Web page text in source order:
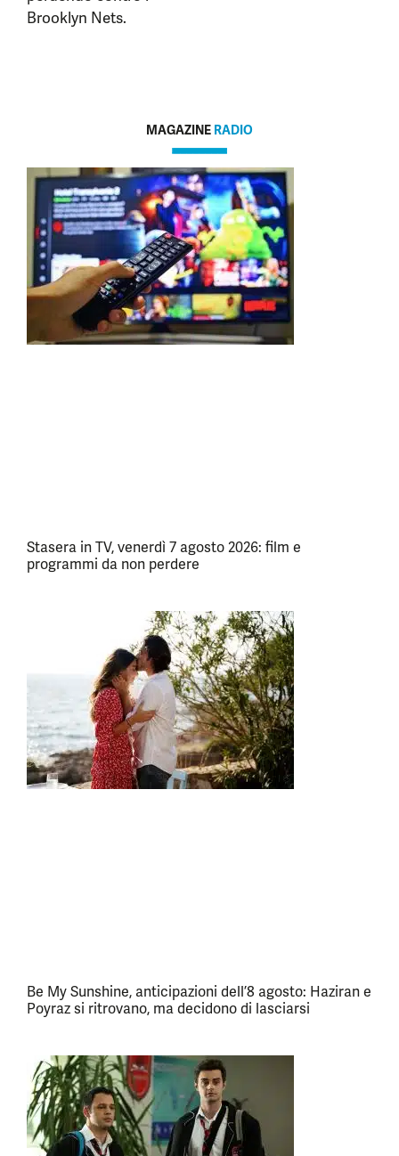
Brooklyn Nets.
MAGAZINE RADIO
Stasera in TV, venerdì 7 agosto 2026: film e
programmi da non perdere
Be My Sunshine, anticipazioni dell’8 agosto: Haziran e
Poyraz si ritrovano, ma decidono di lasciarsi